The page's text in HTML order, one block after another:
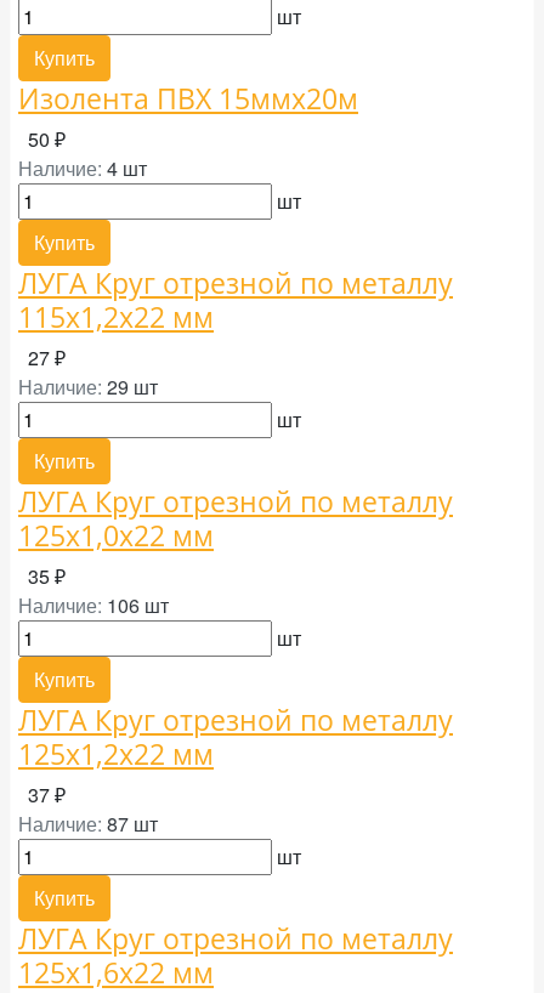
шт
Купить
Изолента ПВХ 15ммх20м
50 ₽
Наличие: 4 шт
шт
Купить
ЛУГА Круг отрезной по металлу
115х1,2х22 мм
27 ₽
Наличие: 29 шт
шт
Купить
ЛУГА Круг отрезной по металлу
125х1,0х22 мм
35 ₽
Наличие: 106 шт
шт
Купить
ЛУГА Круг отрезной по металлу
125х1,2х22 мм
37 ₽
Наличие: 87 шт
шт
Купить
ЛУГА Круг отрезной по металлу
125х1,6х22 мм